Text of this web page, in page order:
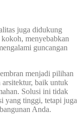
juga didukung
menyebabkan
guncangan
menjadi pilihan
arsitektur, baik untuk
Solusi ini tidak
yang tinggi, tetapi juga
Anda.